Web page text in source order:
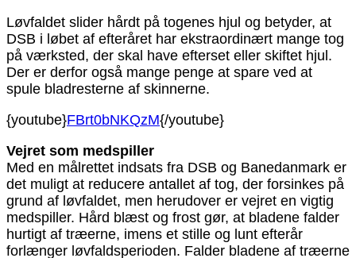
Løvfaldet slider hårdt på togenes hjul og betyder, at
DSB i løbet af efteråret har ekstraordinært mange tog
på værksted, der skal have efterset eller skiftet hjul.
Der er derfor også mange penge at spare ved at
spule bladresterne af skinnerne.
{youtube}FBrt0bNKQzM{/youtube}
Vejret som medspiller
Med en målrettet indsats fra DSB og Banedanmark er
det muligt at reducere antallet af tog, der forsinkes på
grund af løvfaldet, men herudover er vejret en vigtig
medspiller. Hård blæst og frost gør, at bladene falder
hurtigt af træerne, imens et stille og lunt efterår
forlænger løvfaldsperioden. Falder bladene af træerne